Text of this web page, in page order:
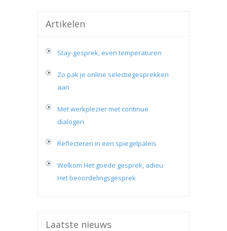
Artikelen
Stay-gesprek, even temperaturen
Zo pak je online selectiegesprekken
aan
Met werkplezier met continue
dialogen
Reflecteren in een spiegelpaleis
Welkom Het goede gesprek, adieu
Het beoordelingsgesprek
Laatste nieuws